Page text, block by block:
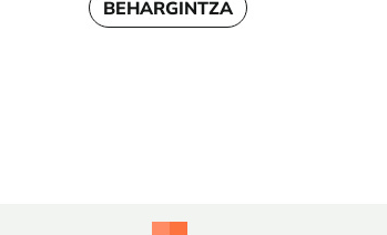
BEHARGINTZA